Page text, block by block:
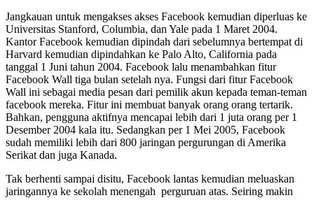
Jangkauan untuk mengakses akses Facebook kemudian diperluas ke
Universitas Stanford, Columbia, dan Yale pada 1 Maret 2004.
Kantor Facebook kemudian dipindah dari sebelumnya bertempat di
Harvard kemudian dipindahkan ke Palo Alto, California pada
tanggal 1 Juni tahun 2004. Facebook lalu menambahkan fitur
Facebook Wall tiga bulan setelah nya. Fungsi dari fitur Facebook
Wall ini sebagai media pesan dari pemilik akun kepada teman-teman
facebook mereka. Fitur ini membuat banyak orang orang tertarik.
Bahkan, pengguna aktifnya mencapai lebih dari 1 juta orang per 1
Desember 2004 kala itu. Sedangkan per 1 Mei 2005, Facebook
sudah memiliki lebih dari 800 jaringan pergurungan di Amerika
Serikat dan juga Kanada.
Tak berhenti sampai disitu, Facebook lantas kemudian meluaskan
jaringannya ke sekolah menengah perguruan atas. Seiring makin